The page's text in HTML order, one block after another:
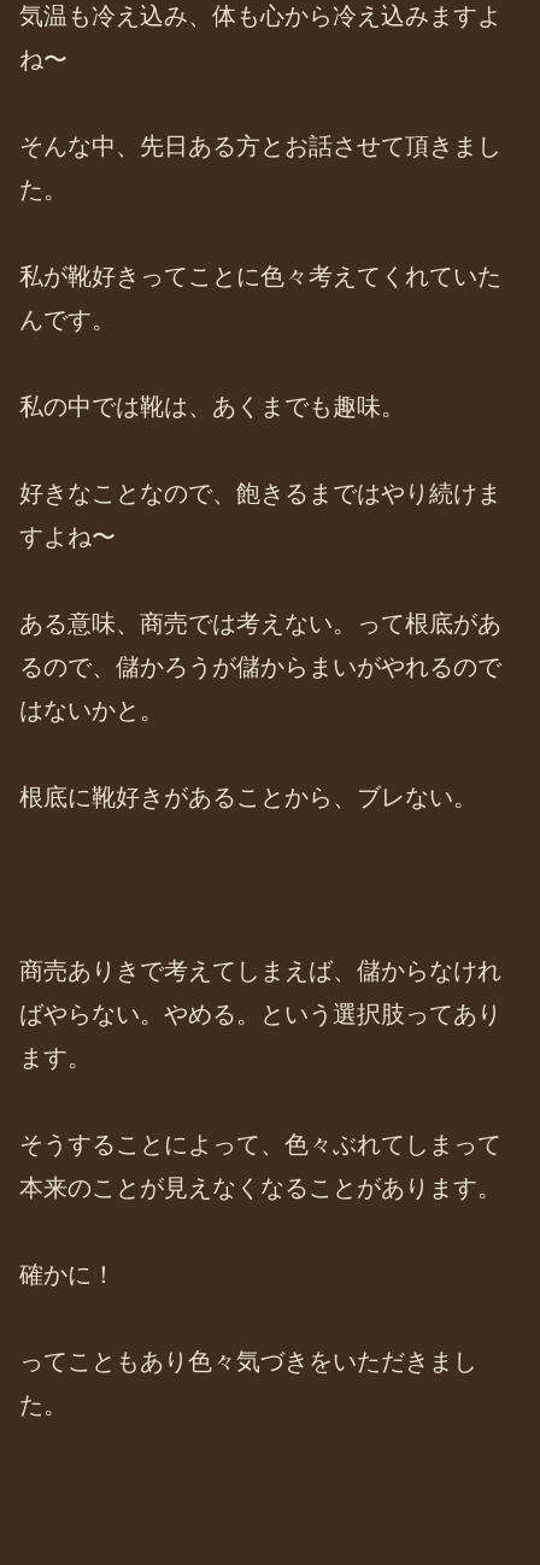
気温も冷え込み、体も心から冷え込みますよ
ね〜
そんな中、先日ある方とお話させて頂きまし
た。
私が靴好きってことに色々考えてくれていた
んです。
私の中では靴は、あくまでも趣味。
好きなことなので、飽きるまではやり続けま
すよね〜
ある意味、商売では考えない。って根底があ
るので、儲かろうが儲からまいがやれるので
はないかと。
根底に靴好きがあることから、ブレない。
商売ありきで考えてしまえば、儲からなけれ
ばやらない。やめる。という選択肢ってあり
ます。
そうすることによって、色々ぶれてしまって
本来のことが見えなくなることがあります。
確かに！
ってこともあり色々気づきをいただきまし
た。